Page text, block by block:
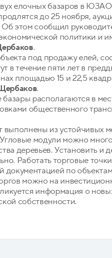
елочных базаров в
до 25 ноября,
этом сообщил
политики и
.
под продажу елей,
в течение пяти лет в
площадью 15 и 22,5
.
располагаются в
общественного
выполнены из устойчивых
модули можно
деревьев. Установить и
Работать торговые
документацией по
можно на
информация о
собственности.